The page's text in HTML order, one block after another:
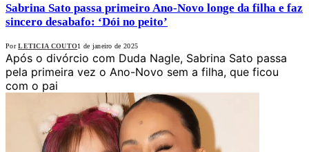
Sabrina Sato passa primeiro Ano-Novo longe da filha e faz
sincero desabafo: ‘Dói no peito’
Por LETICIA COUTO1 de janeiro de 2025
Após o divórcio com Duda Nagle, Sabrina Sato passa
pela primeira vez o Ano-Novo sem a filha, que ficou
com o pai